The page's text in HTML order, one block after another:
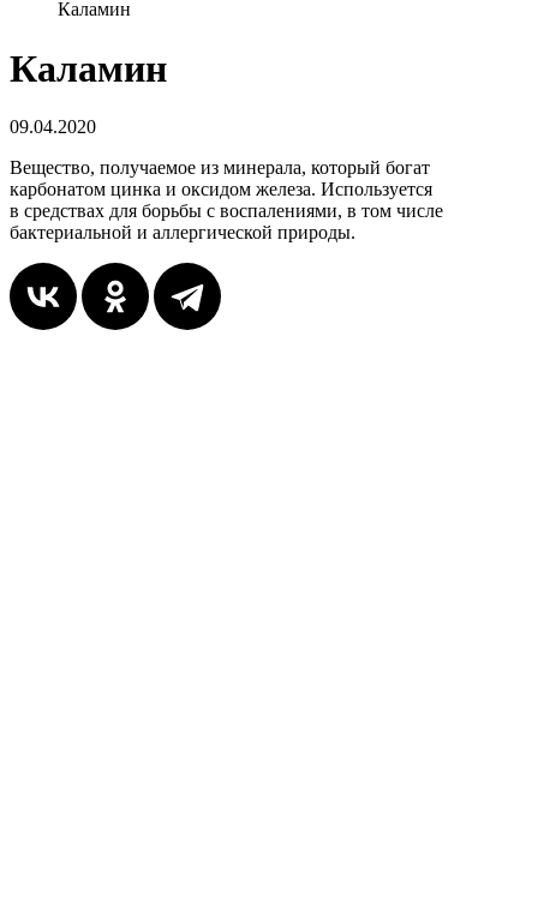
Каламин
Каламин
09.04.2020
Вещество, получаемое из минерала, который богат
карбонатом цинка и оксидом железа. Используется
в средствах для борьбы с воспалениями, в том числе
бактериальной и аллергической природы.